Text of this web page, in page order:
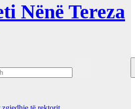
Nënë Tereza